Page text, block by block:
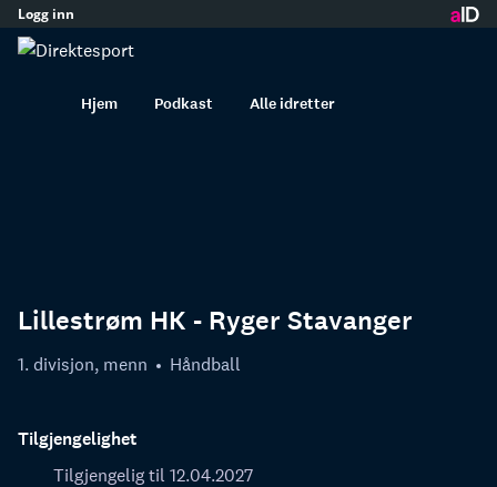
innhold
Logg inn
Hjem Podkast Alle idretter
Lillestrøm HK - Ryger Stavanger
1. divisjon, menn Håndball
Tilgjengelighet
Tilgjengelig til 12.04.2027